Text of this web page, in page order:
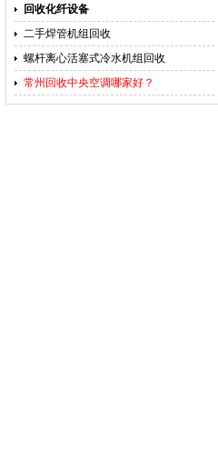
回收化纤设备
二手焊管机组回收
螺杆离心活塞式冷水机组回收
常州回收中央空调哪家好？